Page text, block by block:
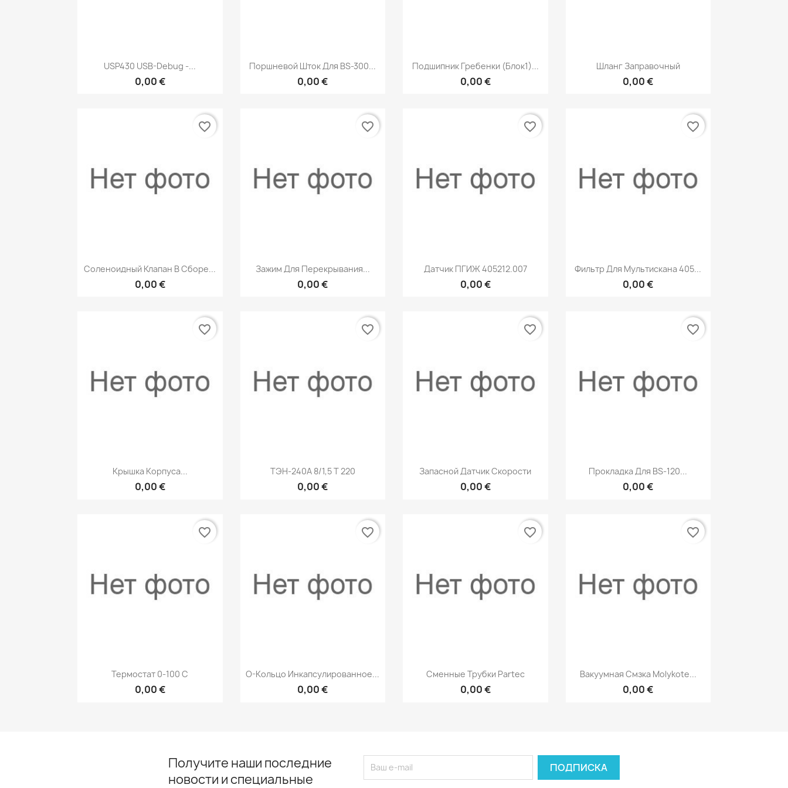
Быстрый просмотр
USP430 USB-Debug -...
0,00 €
Быстрый просмотр
Поршневой Шток Для BS-300...
0,00 €
Быстрый просмотр
Подшипник Гребенки (Блок1)...
0,00 €
Быстрый просмотр
Шланг Заправочный
0,00 €
Быстрый просмотр
Соленоидный Клапан В Сборе...
0,00 €
favorite_border
Быстрый просмотр
Зажим Для Перекрывания...
0,00 €
favorite_border
Быстрый просмотр
Датчик ПГИЖ 405212.007
0,00 €
favorite_border
Быстрый просмотр
Фильтр Для Мультискана 405...
0,00 €
favorite_border
Быстрый просмотр
Крышка Корпуса...
0,00 €
favorite_border
Быстрый просмотр
ТЭН-240А 8/1,5 Т 220
0,00 €
favorite_border
Быстрый просмотр
Запасной Датчик Скорости
0,00 €
favorite_border
Быстрый просмотр
Прокладка Для BS-120...
0,00 €
favorite_border
Быстрый просмотр
Термостат 0-100 С
0,00 €
favorite_border
Быстрый просмотр
О-Кольцо Инкапсулированное...
0,00 €
favorite_border
Быстрый просмотр
Сменные Трубки Partec
0,00 €
favorite_border
Быстрый просмотр
Вакуумная Смзка Molykote...
0,00 €
favorite_border
Получите наши последние
новости и специальные